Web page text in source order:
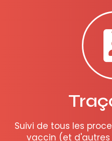
Suivi de tous les
vaccin (et